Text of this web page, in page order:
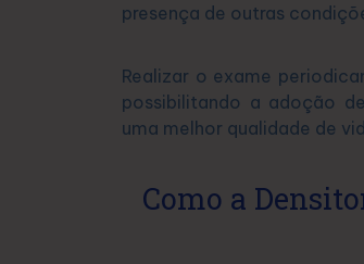
presença de outras
Realizar o exame
possibilitando a adoção
uma melhor qualidade de
Como a